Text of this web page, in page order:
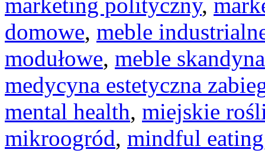
domowe, meble
modułowe, meble
medycyna estetyczna
mental health, miejskie
mikroogród, mindful eating